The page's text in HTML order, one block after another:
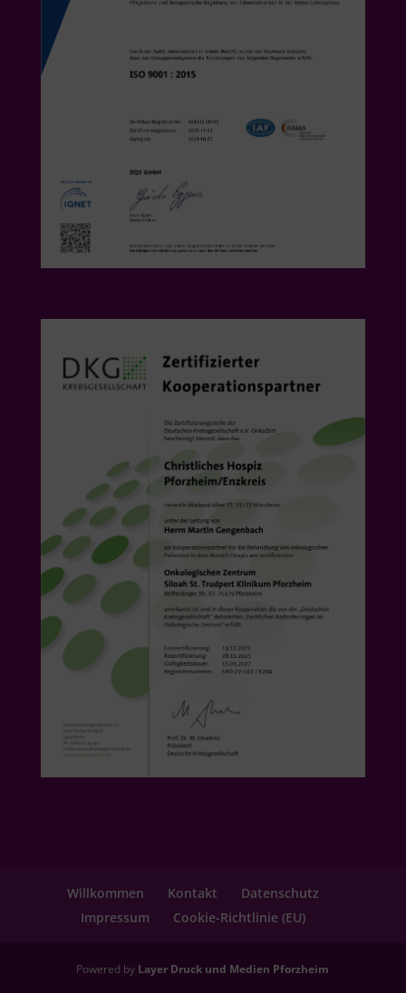
Willkommen Kontakt
Datenschutz
Impressum
Cookie-Richtlinie (EU)
Powered by Layer Druck und Medien Pforzheim